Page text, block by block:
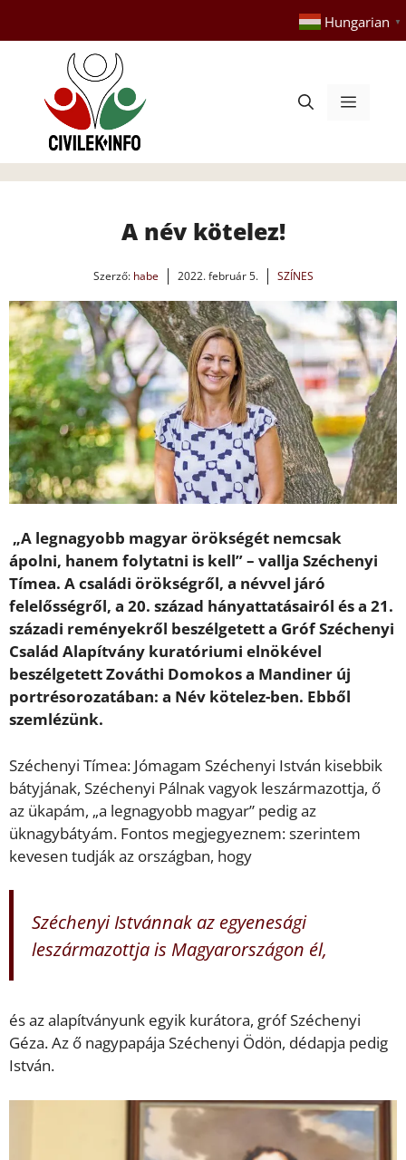
tartalomba
Hungarian ▼
Menü
A név kötelez!
Szerző: habe 2022. február 5. SZÍNES
„A legnagyobb magyar örökségét nemcsak
ápolni, hanem folytatni is kell” – vallja Széchenyi
Tímea. A családi örökségről, a névvel járó
felelősségről, a 20. század hányattatásairól és a 21.
századi reményekről beszélgetett a Gróf Széchenyi
Család Alapítvány kuratóriumi elnökével
beszélgetett Zováthi Domokos a Mandiner új
portrésorozatában: a Név kötelez-ben. Ebből
szemlézünk.
Széchenyi Tímea: Jómagam Széchenyi István kisebbik
bátyjának, Széchenyi Pálnak vagyok leszármazottja, ő
az ükapám, „a legnagyobb magyar” pedig az
üknagybátyám. Fontos megjegyeznem: szerintem
kevesen tudják az országban, hogy
Széchenyi Istvánnak az egyenesági
leszármazottja is Magyarországon él,
és az alapítványunk egyik kurátora, gróf Széchenyi
Géza. Az ő nagypapája Széchenyi Ödön, dédapja pedig
István.